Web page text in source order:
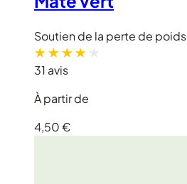
Soutien de la perte de poids
31 avis
À partir de
4,50 €